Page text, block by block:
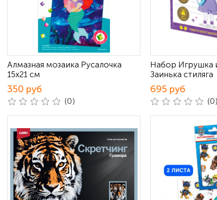
Алмазная мозаика Русалочка
15х21 см
350 руб
(0)
Набор Игрушка
Заинька стиляга
695 руб